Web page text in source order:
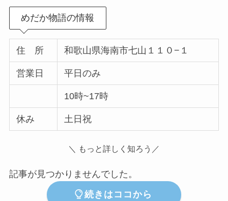
めだか物語の情報
住 所 和歌山県海南市七山１１０−１
営業日 平日のみ
10時~17時
休み 土日祝
＼ もっと詳しく知ろう／
記事が見つかりませんでした。
続きはココから